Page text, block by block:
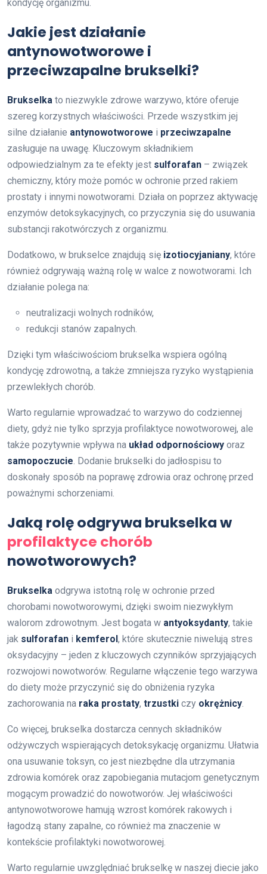
kondycję organizmu.
Jakie jest działanie
antynowotworowe i
przeciwzapalne brukselki?
Brukselka to niezwykle zdrowe warzywo, które oferuje
szereg korzystnych właściwości. Przede wszystkim jej
silne działanie antynowotworowe i przeciwzapalne
zasługuje na uwagę. Kluczowym składnikiem
odpowiedzialnym za te efekty jest sulforafan – związek
chemiczny, który może pomóc w ochronie przed rakiem
prostaty i innymi nowotworami. Działa on poprzez aktywację
enzymów detoksykacyjnych, co przyczynia się do usuwania
substancji rakotwórczych z organizmu.
Dodatkowo, w brukselce znajdują się izotiocyjaniany, które
również odgrywają ważną rolę w walce z nowotworami. Ich
działanie polega na:
neutralizacji wolnych rodników,
redukcji stanów zapalnych.
Dzięki tym właściwościom brukselka wspiera ogólną
kondycję zdrowotną, a także zmniejsza ryzyko wystąpienia
przewlekłych chorób.
Warto regularnie wprowadzać to warzywo do codziennej
diety, gdyż nie tylko sprzyja profilaktyce nowotworowej, ale
także pozytywnie wpływa na układ odpornościowy oraz
samopoczucie. Dodanie brukselki do jadłospisu to
doskonały sposób na poprawę zdrowia oraz ochronę przed
poważnymi schorzeniami.
Jaką rolę odgrywa brukselka w
profilaktyce chorób
nowotworowych?
Brukselka odgrywa istotną rolę w ochronie przed
chorobami nowotworowymi, dzięki swoim niezwykłym
walorom zdrowotnym. Jest bogata w antyoksydanty, takie
jak sulforafan i kemferol, które skutecznie niwelują stres
oksydacyjny – jeden z kluczowych czynników sprzyjających
rozwojowi nowotworów. Regularne włączenie tego warzywa
do diety może przyczynić się do obniżenia ryzyka
zachorowania na raka prostaty, trzustki czy okrężnicy.
Co więcej, brukselka dostarcza cennych składników
odżywczych wspierających detoksykację organizmu. Ułatwia
ona usuwanie toksyn, co jest niezbędne dla utrzymania
zdrowia komórek oraz zapobiegania mutacjom genetycznym
mogącym prowadzić do nowotworów. Jej właściwości
antynowotworowe hamują wzrost komórek rakowych i
łagodzą stany zapalne, co również ma znaczenie w
kontekście profilaktyki nowotworowej.
Warto regularnie uwzględniać brukselkę w naszej diecie jako